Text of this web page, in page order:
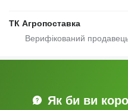
ТК Агропоставка
Як би ви